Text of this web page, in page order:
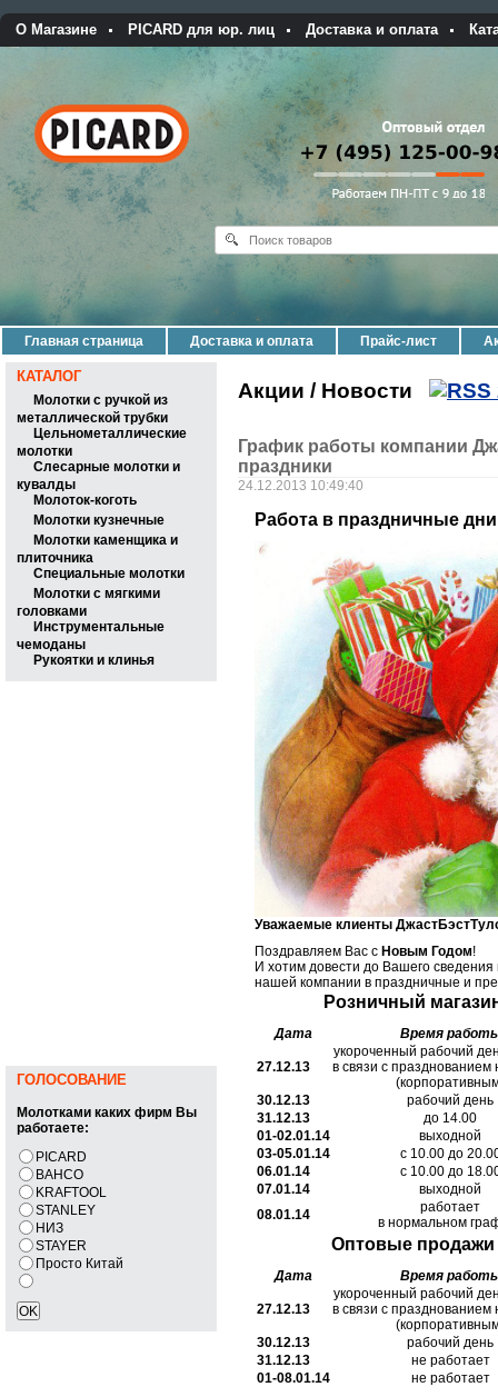
О Магазине PICARD для юр. лиц Доставка и оплата
Главная страница Доставка и оплата Прайс-лист
КАТАЛОГ
Молотки с ручкой из
металлической трубки
Цельнометаллические
молотки
Слесарные молотки и
кувалды
Молоток-коготь
Молотки кузнечные
Молотки каменщика и
плиточника
Специальные молотки
Молотки с мягкими
головками
Инструментальные
чемоданы
Рукоятки и клинья
ГОЛОСОВАНИЕ
Молотками каких фирм Вы
работаете:
PICARD
BAHCO
KRAFTOOL
STANLEY
НИЗ
STAYER
Просто Китай
Акции / Новости
График работы компании
праздники
24.12.2013 10:49:40
Работа в праздничные дни
Уважаемые клиенты
Поздравляем Вас с Новым Годом!
И хотим довести до Вашего
нашей компании в праздничные и
Розничный
Дата Время
27.12.13
укороченный рабочий
в связи с празднованием
30.12.13
рабочий день
31.12.13
до 14.00
01-02.01.14
выходной
03-05.01.14
с 10.00 до
06.01.14
с 10.00 до
07.01.14
выходной
08.01.14
работает
в нормальном
Оптовые продажи
Дата Время
27.12.13
укороченный рабочий
в связи с празднованием
30.12.13
рабочий день
31.12.13
не работает
01-08.01.14
не работает